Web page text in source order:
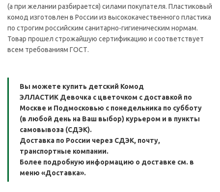
(а при желании разбирается) силами покупателя. Пластиковый
комод изготовлен в России из высококачественного пластика
по строгим российским санитарно-гигиеническим нормам.
Товар прошел строжайшую сертификацию и соответствует
всем требованиям ГОСТ.
Вы можете купить детский Комод
ЭЛЛАСТИК Девочка с цветочком с доставкой по
Москве и Подмосковью с понедельника по субботу
(в любой день на Ваш выбор) курьером и в пункты
самовывоза (СДЭК).
Доставка по России через СДЭК, почту,
транспортные компании.
Более подробную информацию о доставке см. в
меню «Доставка».